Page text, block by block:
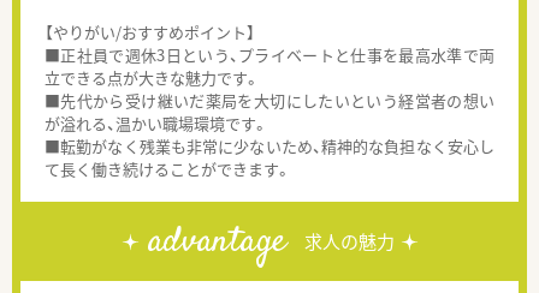
【やりがい/おすすめポイント】
■正社員で週休3日という、プライベートと仕事を最高水準で両
立できる点が大きな魅力です。
■先代から受け継いだ薬局を大切にしたいという経営者の想い
が溢れる、温かい職場環境です。
■転勤がなく残業も非常に少ないため、精神的な負担なく安心し
て長く働き続けることができます。
advantage 求人の魅力